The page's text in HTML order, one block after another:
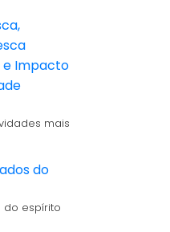
e Impacto
mais
do
espírito